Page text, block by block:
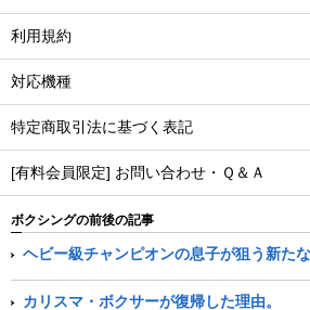
利用規約
対応機種
特定商取引法に基づく表記
[有料会員限定] お問い合わせ・Ｑ＆Ａ
ボクシングの前後の記事
ヘビー級チャンピオンの息子が狙う新たな
カリスマ・ボクサーが復帰した理由。